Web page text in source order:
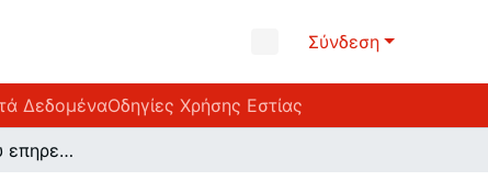
Σύνδεση
ΔεδομέναΟδηγίες Χρήσης Εστίας
Παράγοντες που επηρεάζουν την αναλογία των φύλων κατά τη γέννηση: περίτπωση μελέτης Ελλάδα